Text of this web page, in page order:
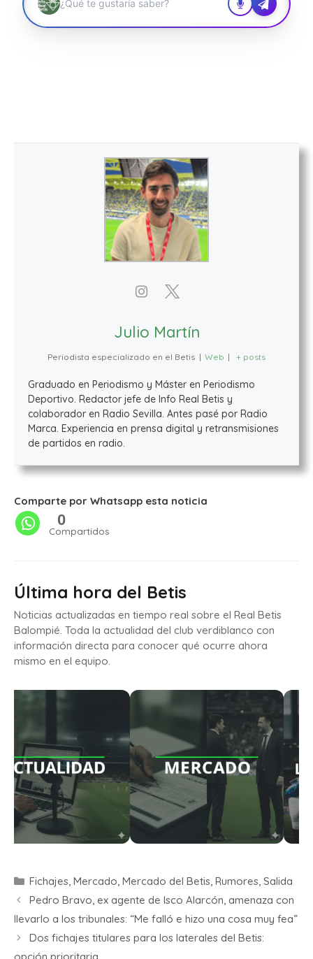
Julio Martín
Periodista especializado en el Betis | Web | + posts
Graduado en Periodismo y Máster en Periodismo
Deportivo. Redactor jefe de Info Real Betis y
colaborador en Radio Sevilla. Antes pasé por Radio
Marca. Experiencia en prensa digital y retransmisiones
de partidos en radio.
Comparte por Whatsapp esta noticia
0
Compartidos
Última hora del Betis
Noticias actualizadas en tiempo real sobre el Real Betis
Balompié. Toda la actualidad del club verdiblanco con
información directa para conocer qué ocurre ahora
mismo en el equipo.
Fichajes, Mercado, Mercado del Betis, Rumores, Salida
Pedro Bravo, ex agente de Isco Alarcón, amenaza con
llevarlo a los tribunales: “Me falló e hizo una cosa muy fea”
Dos fichajes titulares para los laterales del Betis: